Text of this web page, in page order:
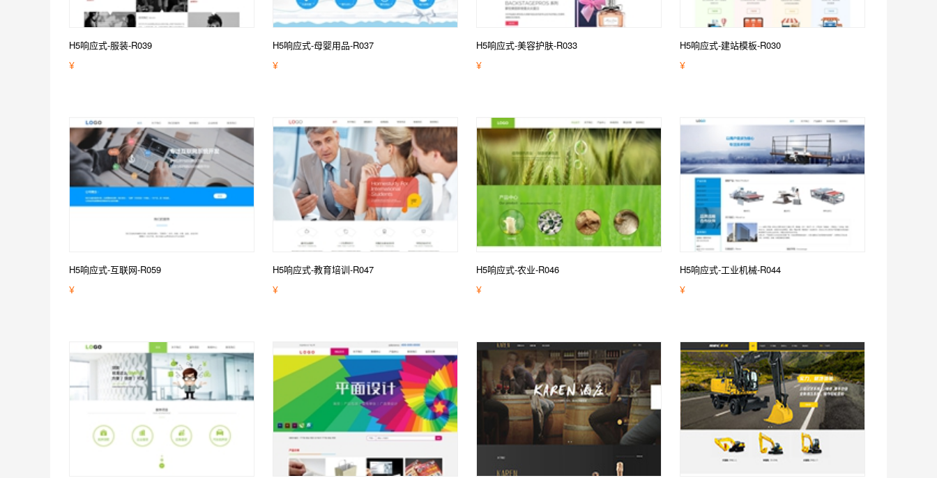
H5响应式-服装-R039
¥
H5响应式-母婴用品-R037
¥
H5响应式-美容护肤-R033
¥
H5响应式-建站模板-R030
¥
H5响应式-互联网-R059
¥
H5响应式-教育培训-R047
¥
H5响应式-农业-R046
¥
H5响应式-工业机械-R044
¥